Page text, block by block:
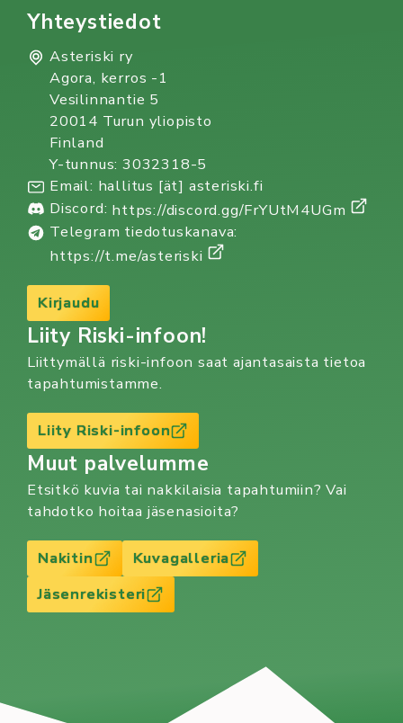
Yhteystiedot
Asteriski ry
Agora, kerros -1
Vesilinnantie 5
20014 Turun yliopisto
Finland
Y-tunnus: 3032318-5
Email: hallitus [ät] asteriski.fi
Discord: https://discord.gg/FrYUtM4UGm
Telegram tiedotuskanava:
https://t.me/asteriski
Kirjaudu
Liity Riski-infoon!
Liittymällä riski-infoon saat ajantasaista tietoa
tapahtumistamme.
Liity Riski-infoon
Muut palvelumme
Etsitkö kuvia tai nakkilaisia tapahtumiin? Vai
tahdotko hoitaa jäsenasioita?
Nakitin
Kuvagalleria
Jäsenrekisteri